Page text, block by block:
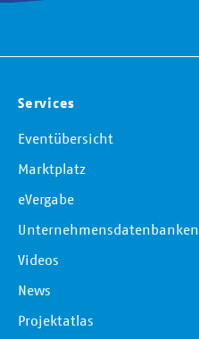
Services
Eventübersicht
Marktplatz
eVergabe
Unternehmensdatenbanken
Videos
News
Projektatlas